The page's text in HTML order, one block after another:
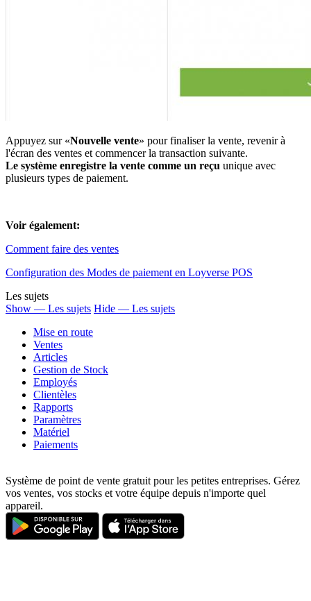
Appuyez sur «Nouvelle vente» pour finaliser la vente, revenir à
l'écran des ventes et commencer la transaction suivante.
Le système enregistre la vente comme un reçu unique avec
plusieurs types de paiement.
Voir également:
Comment faire des ventes
Configuration des Modes de paiement en Loyverse POS
Les sujets
Show — Les sujets Hide — Les sujets
Mise en route
Ventes
Articles
Gestion de Stock
Employés
Clientèles
Rapports
Paramètres
Matériel
Paiements
Système de point de vente gratuit pour les petites entreprises. Gérez
vos ventes, vos stocks et votre équipe depuis n'importe quel
appareil.